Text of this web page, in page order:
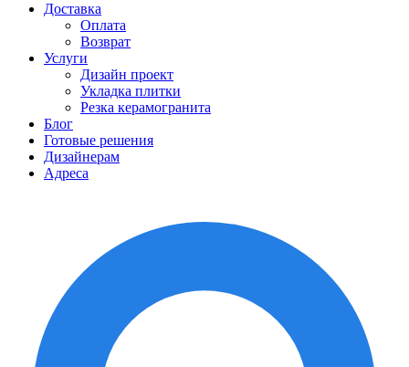
Доставка
Оплата
Возврат
Услуги
Дизайн проект
Укладка плитки
Резка керамогранита
Блог
Готовые решения
Дизайнерам
Адреса